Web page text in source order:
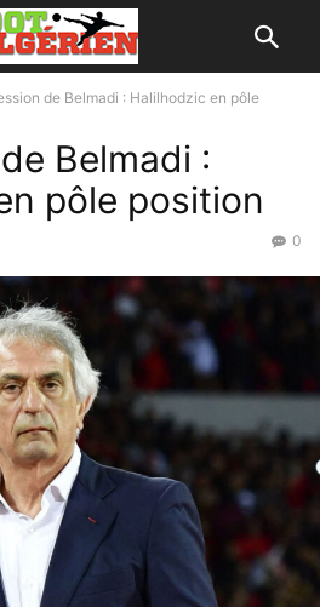
de Belmadi : Halilhodzic en pôle
Belmadi :
pôle position
0